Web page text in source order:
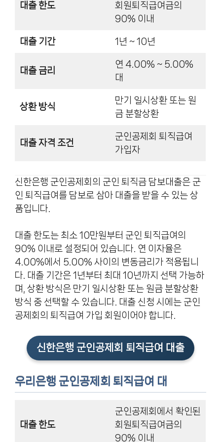
대출 한도
회원퇴직급여금의
90% 이내
대출 기간 1년 ~ 10년
대출 금리
연 4.00% ~ 5.00%
대
상환 방식
만기 일시상환 또는 원
금 분할상환
대출 자격 조건
군인공제회 퇴직급여
가입자
신한은행 군인공제회의 군인 퇴직금 담보대출은 군
인 퇴직급여를 담보로 삼아 대출을 받을 수 있는 상
품입니다.
대출 한도는 최소 10만원부터 군인 퇴직급여의
90% 이내로 설정되어 있습니다. 연 이자율은
4.00%에서 5.00% 사이의 변동금리가 적용됩니
다. 대출 기간은 1년부터 최대 10년까지 선택 가능하
며, 상환 방식은 만기 일시상환 또는 원금 분할상환
방식 중 선택할 수 있습니다. 대출 신청 시에는 군인
공제회의 퇴직급여 가입 회원이어야 합니다.
신한은행 군인공제회 퇴직급여 대출
우리은행 군인공제회 퇴직급여 대
대출 한도
군인공제회에서 확인된
회원퇴직급여금의
90% 이내